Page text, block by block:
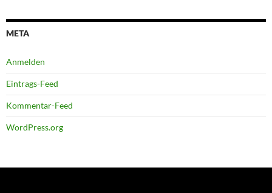
META
Anmelden
Eintrags-Feed
Kommentar-Feed
WordPress.org